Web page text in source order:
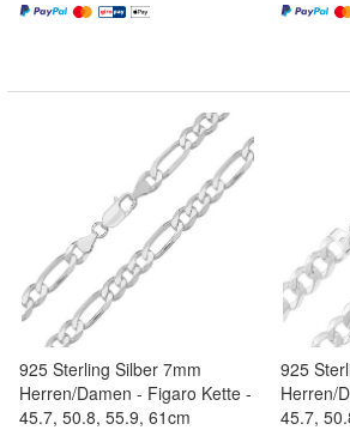
925 Sterling Silber 7mm
Herren/Damen - Figaro Kette -
45.7, 50.8, 55.9, 61cm
925
Herren/
45.7,